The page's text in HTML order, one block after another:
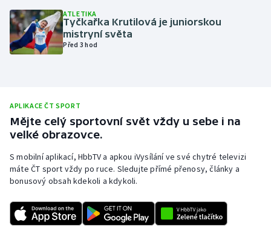
Plavání
Plážový volejbal
Rychlobruslení
Rychlostní kanoistika
Short track
Stolní tenis
ATLETIKA
Tyčkařka Krutilová je juniorskou
mistryní světa
Před 3 hod
APLIKACE ČT SPORT
Mějte celý sportovní svět vždy u sebe i na
velké obrazovce.
S mobilní aplikací, HbbTV a apkou iVysílání ve své chytré televizi
máte ČT sport vždy po ruce. Sledujte přímé přenosy, články a
bonusový obsah kdekoli a kdykoli.